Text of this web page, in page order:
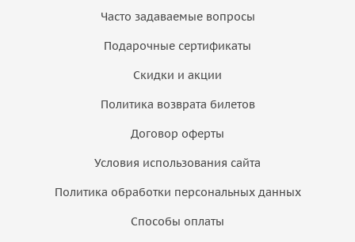
Часто задаваемые вопросы
Подарочные сертификаты
Скидки и акции
Политика возврата билетов
Договор оферты
Условия использования сайта
Политика обработки персональных данных
Способы оплаты